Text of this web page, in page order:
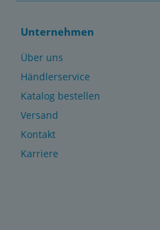
Unternehmen
Über uns
Händlerservice
Katalog bestellen
Versand
Kontakt
Karriere